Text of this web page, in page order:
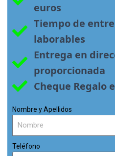
euros
Tiempo de
laborables
Entrega en
proporcionada
Cheque Regalo
Nombre y Apellidos
Teléfono